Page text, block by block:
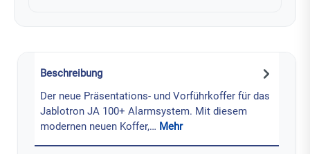
Beschreibung
Der neue Präsentations- und Vorführkoffer für das
Jablotron JA 100+ Alarmsystem. Mit diesem
modernen neuen Koffer,… Mehr